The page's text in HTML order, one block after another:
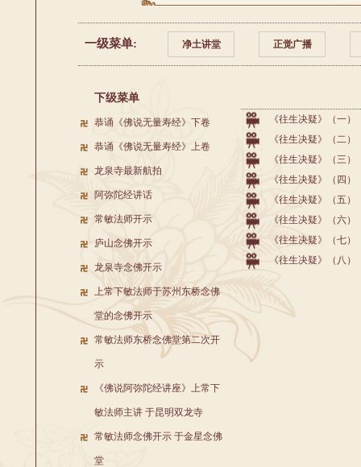
一级菜单: 净土讲堂 正觉广播
下级菜单
恭诵《佛说无量寿经》下卷
恭诵《佛说无量寿经》上卷
龙泉寺最新航拍
阿弥陀经讲话
常敏法师开示
庐山念佛开示
龙泉寺念佛开示
上常下敏法师于苏州东桥念佛
堂的念佛开示
常敏法师东桥念佛堂第二次开
示
《佛说阿弥陀经讲座》上常下
敏法师主讲 于昆明双龙寺
常敏法师念佛开示 于金星念佛
堂
《往生决疑》（一）
《往生决疑》（二）
《往生决疑》（三）
《往生决疑》（四）
《往生决疑》（五）
《往生决疑》（六）
《往生决疑》（七）
《往生决疑》（八）